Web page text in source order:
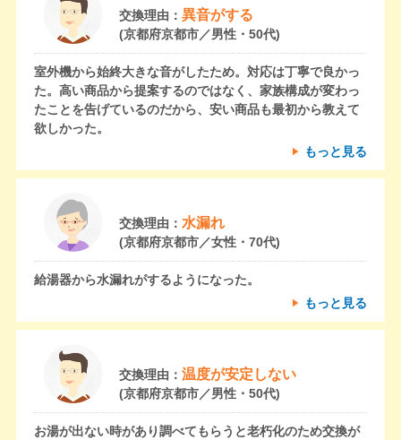
交換理由： 異音がする
(京都府京都市／男性・50代)
室外機から始終大きな音がしたため。対応は丁寧で良かっ
た。高い商品から提案するのではなく、家族構成が変わっ
たことを告げているのだから、安い商品も最初から教えて
欲しかった。
もっと見る
交換理由： 水漏れ
(京都府京都市／女性・70代)
給湯器から水漏れがするようになった。
もっと見る
交換理由： 温度が安定しない
(京都府京都市／男性・50代)
お湯が出ない時があり調べてもらうと老朽化のため交換が